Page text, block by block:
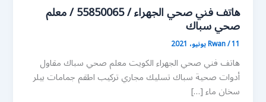
هاتف فني صحي الجهراء / 55850065 / معلم
صحي سباك
Rwan/11 يونيو، 2021
هاتف فني صحي الجهراء الكويت معلم صحي سباك مقاول
أدوات صحية سباك تسليك مجاري تركيب اطقم جمامات بيلر
سخان ماء […]